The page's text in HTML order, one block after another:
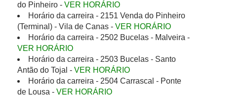
do Pinheiro - VER HORÁRIO
Horário da carreira - 2151 Venda do Pinheiro
(Terminal) - Vila de Canas - VER HORÁRIO
Horário da carreira - 2502 Bucelas - Malveira -
VER HORÁRIO
Horário da carreira - 2503 Bucelas - Santo
Antão do Tojal - VER HORÁRIO
Horário da carreira - 2504 Carrascal - Ponte
de Lousa - VER HORÁRIO